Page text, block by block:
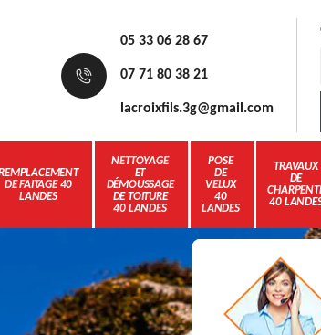
05 33 06 28 67
07 71 80 38 21
lacroixfils.3g@gmail.com
DE FAITAGE 40
LANDES
NETTOYAGE
ET
DÉMOUSSAGE
DE TOITURE
40 LANDES
POSE
DE
VELUX
40
LANDES
TRAVAUX
DE
40